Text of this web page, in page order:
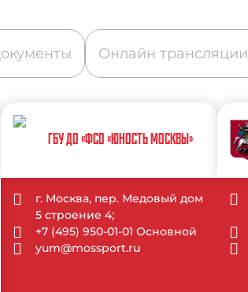
Онлайн трансляции
ГБУ ДО «ФСО «ЮНОСТЬ МОСКВЫ»
г. Москва, пер. Медовый дом
5 строение 4;
+7 (495) 950-01-01 Основной
yum@mossport.ru